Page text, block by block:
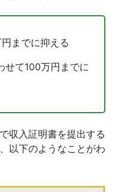
までに抑える
せて100万円までに
収入証明書を提出する
以下のようなことがわ